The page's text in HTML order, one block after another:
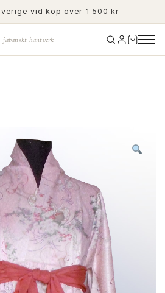
vid köp över 1 500 kr
japanskt hantverk